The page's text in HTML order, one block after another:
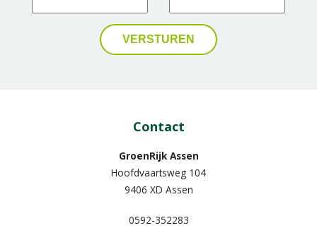
Contact
GroenRijk Assen
Hoofdvaartsweg 104
9406 XD Assen
0592-352283